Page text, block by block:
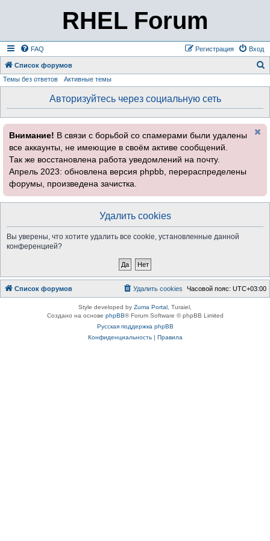
RHEL Forum
FAQ Вход
Регистрация
Список форумов
Темы без ответов Активные темы
Авторизуйтесь через социальную сеть
Внимание! В связи с борьбой со спамерами были удалены
все аккаунты, не имеющие в своём активе сообщений.
Так же восстановлена работа уведомлений на почту.
Апрель 2023: обновлена версия phpbb, перераспределены
форумы, произведена зачистка.
Удалить cookies
Вы уверены, что хотите удалить все cookie, установленные данной
конференцией?
Список форумов Часовой пояс: UTC+03:00
Удалить cookies
Style developed by Zuma Portal , Turaiel,
Создано на основе phpBB® Forum Software © phpBB Limited
Русская поддержка phpBB
Конфиденциальность| Правила